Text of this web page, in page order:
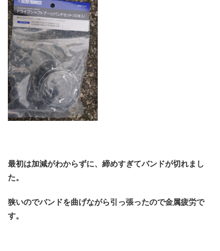
最初は加減がわからずに、締めすぎてバンドが切れまし
た。
狭いのでバンドを曲げながら引っ張ったので金属疲労で
す。